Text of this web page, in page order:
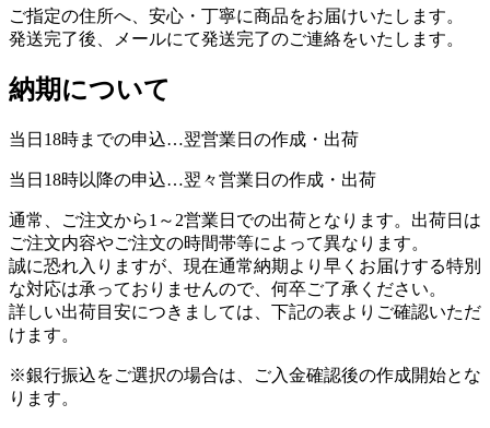
ご指定の住所へ、安心・丁寧に商品をお届けいたします。
発送完了後、メールにて発送完了のご連絡をいたします。
納期について
当日18時までの申込…翌営業日の作成・出荷
当日18時以降の申込…翌々営業日の作成・出荷
通常、ご注文から1～2営業日での出荷となります。出荷日は
ご注文内容やご注文の時間帯等によって異なります。
誠に恐れ入りますが、現在通常納期より早くお届けする特別
な対応は承っておりませんので、何卒ご了承ください。
詳しい出荷目安につきましては、下記の表よりご確認いただ
けます。
※銀行振込をご選択の場合は、ご入金確認後の作成開始とな
ります。